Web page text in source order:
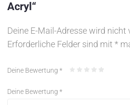
Acryl“
Deine E-Mail-Adresse wird
Erforderliche Felder sind mit *
Deine Bewertung *
Deine Bewertung *